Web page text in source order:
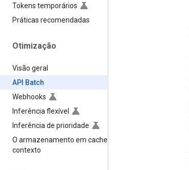
Tokens temporários
Práticas recomendadas
Otimização
Visão geral
API Batch
Webhooks
Inferência flexível
Inferência de prioridade
O armazenamento em cache de
contexto